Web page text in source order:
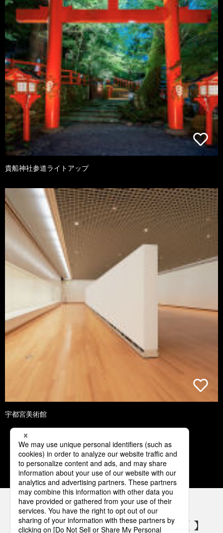
貴船神社参道ライトアップ
宇都宮美術館
1 2 3 4 5
パナソニックの電気設備 SNSアカウント